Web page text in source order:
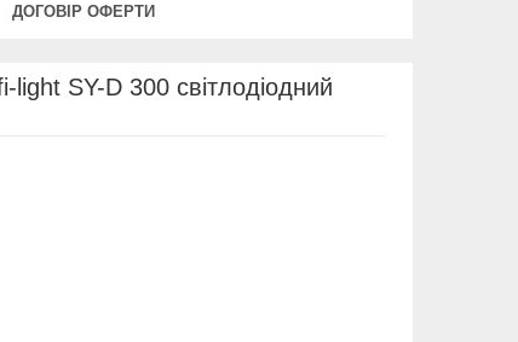
ДОГОВІР ОФЕРТИ
light SY-D 300 світлодіодний